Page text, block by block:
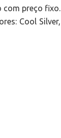
com preço fixo.
Cool Silver,